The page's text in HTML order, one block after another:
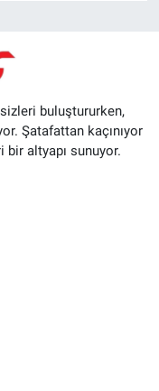
buluştururken,
Şatafattan kaçınıyor
altyapı sunuyor.